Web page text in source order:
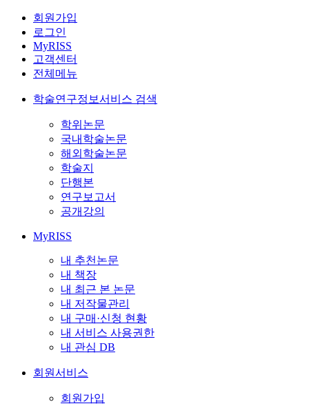
회원가입
로그인
MyRISS
고객센터
전체메뉴
학술연구정보서비스 검색
학위논문
국내학술논문
해외학술논문
학술지
단행본
연구보고서
공개강의
MyRISS
내 추천논문
내 책장
내 최근 본 논문
내 저작물관리
내 구매·신청 현황
내 서비스 사용권한
내 관심 DB
회원서비스
회원가입